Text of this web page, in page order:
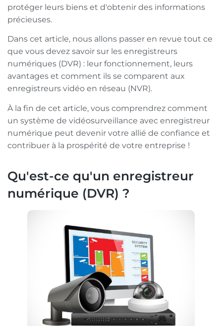
protéger leurs biens et d'obtenir des informations
précieuses.
Dans cet article, nous allons passer en revue tout ce
que vous devez savoir sur les enregistreurs
numériques (DVR) : leur fonctionnement, leurs
avantages et comment ils se comparent aux
enregistreurs vidéo en réseau (NVR).
À la fin de cet article, vous comprendrez comment
un système de vidéosurveillance avec enregistreur
numérique peut devenir votre allié de confiance et
contribuer à la prospérité de votre entreprise !
Qu'est-ce qu'un enregistreur
numérique (DVR) ?